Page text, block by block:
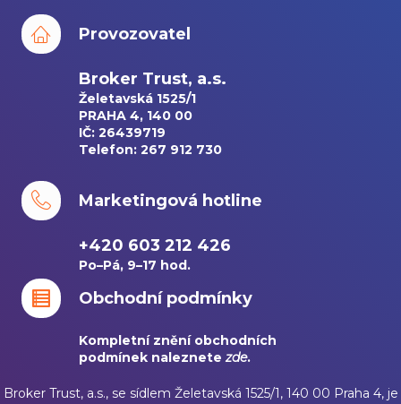
Provozovatel
Broker Trust, a.s.
Želetavská 1525/1
PRAHA 4, 140 00
IČ: 26439719
Telefon: 267 912 730
Marketingová hotline
+420 603 212 426
Po–Pá, 9–17 hod.
Obchodní podmínky
Kompletní znění obchodních
podmínek naleznetezde.
Broker Trust, a.s., se sídlem Želetavská 1525/1, 140 00 Praha 4, je